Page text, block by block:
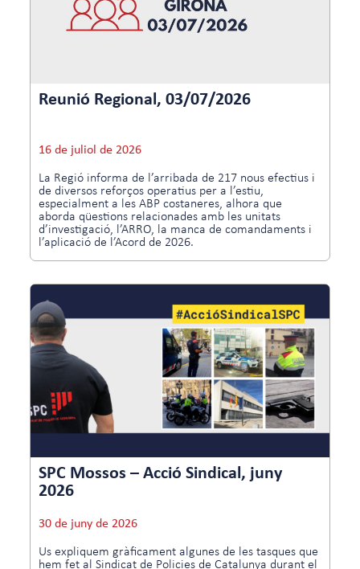
Reunió Regional, 03/07/2026
16 de juliol de 2026
La Regió informa de l’arribada de 217 nous efectius i
de diversos reforços operatius per a l’estiu,
especialment a les ABP costaneres, alhora que
aborda qüestions relacionades amb les unitats
d’investigació, l’ARRO, la manca de comandaments i
l’aplicació de l’Acord de 2026.
SPC Mossos – Acció Sindical, juny
2026
30 de juny de 2026
Us expliquem gràficament algunes de les tasques que
hem fet al Sindicat de Policies de Catalunya durant el